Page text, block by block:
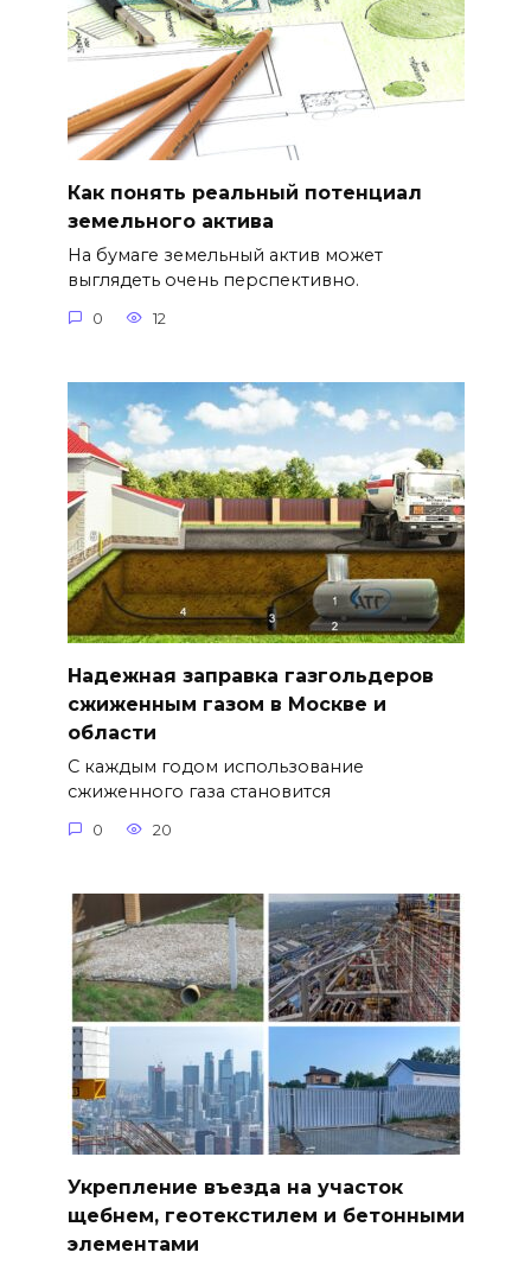
Как понять реальный потенциал
земельного актива
На бумаге земельный актив может
выглядеть очень перспективно.
0 12
Надежная заправка газгольдеров
сжиженным газом в Москве и
области
С каждым годом использование
сжиженного газа становится
0 20
Укрепление въезда на участок
щебнем, геотекстилем и бетонными
элементами